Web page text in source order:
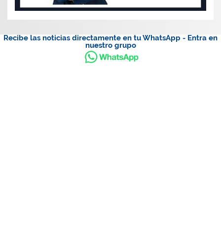
Recibe las noticias directamente en tu WhatsApp - Entra en
nuestro grupo